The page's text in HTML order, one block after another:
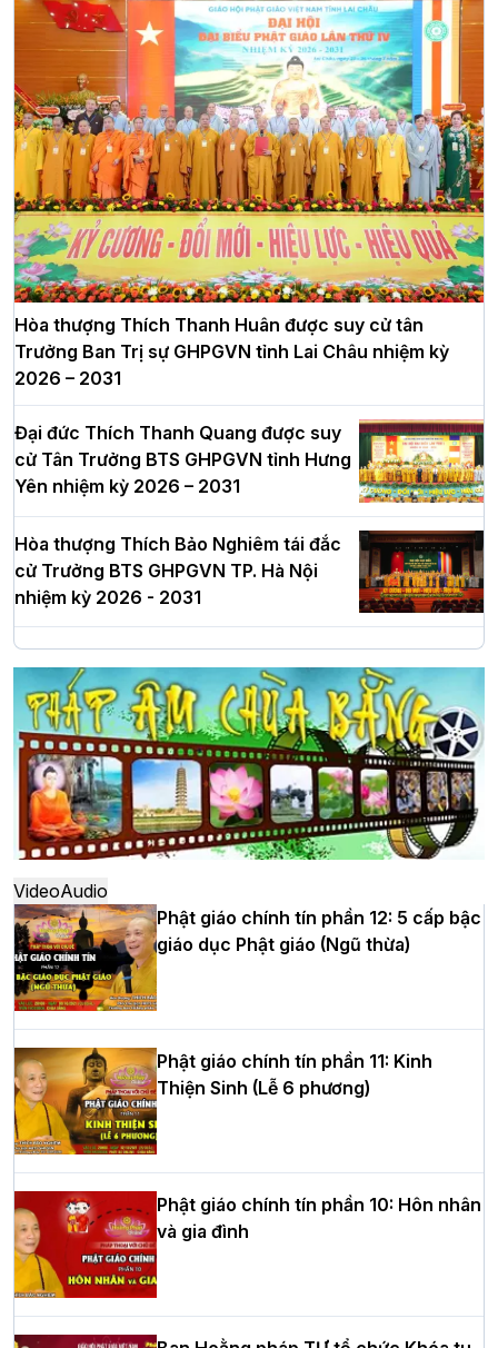
Hòa thượng Thích Thanh Huân được suy cử tân
Trưởng Ban Trị sự GHPGVN tỉnh Lai Châu nhiệm kỳ
2026 – 2031
Đại đức Thích Thanh Quang được suy
cử Tân Trưởng BTS GHPGVN tỉnh Hưng
Yên nhiệm kỳ 2026 – 2031
Hòa thượng Thích Bảo Nghiêm tái đắc
cử Trưởng BTS GHPGVN TP. Hà Nội
nhiệm kỳ 2026 - 2031
Hà Nội: Long trọng lễ khởi công xây
dựng Trung tâm văn hóa Phật giáo Thủ
đô
Hà Nội: Ngày tu học cuối cùng khép lại
khóa sinh hoạt Phật pháp mùa hè lần
thứ XIV tại chùa Bằng
Học yêu thương trong ngày tu tập thứ
tư của Khóa sinh hoạt Phật pháp mùa
hè tại chùa Bằng
HT.Thích Thọ Lạc được suy cử làm tân
Trưởng BTS GHPGVN tỉnh Nghệ An
Hòa thượng Thích Quảng Tùng tái đắc
cử Trưởng BTS GHPGVN thành phố Hải
Phòng nhiệm kỳ 2026 – 2031
VideoAudio
Phật giáo chính tín phần 12: 5 cấp bậc
giáo dục Phật giáo (Ngũ thừa)
Phật giáo chính tín phần 11: Kinh
Thiện Sinh (Lễ 6 phương)
Phật giáo chính tín phần 10: Hôn nhân
và gia đình